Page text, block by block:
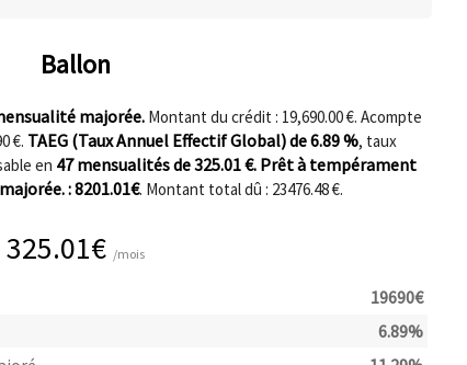
Ballon
majorée. Montant du crédit : 19,690.00 €. Acompte
€. TAEG (Taux Annuel Effectif Global) de6.89%, taux
en 47mensualités de325.01€. Prêt à tempérament
:8201.01€. Montant total dû : 23476.48€.
325.01€ /mois
19690€
6.89%